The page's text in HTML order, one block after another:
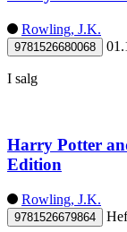
Rowling, J.K.
9781526680068
I salg
Harry Potter
Edition
Rowling, J.K.
9781526679864